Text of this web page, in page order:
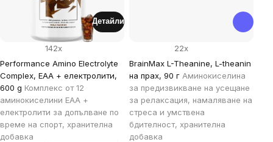
Performance Amino Electrolyte
Complex, EAA + електролити,
600 g Комплекс от 12
аминокиселини EAA +
електролити за допълване по
време на спорт, хранителна
добавка
142x
Детайли
BrainMax L-Theanine, L-theanin
на прах, 90 г Аминокиселина
за предизвикване на усещане
за релаксация, намаляване на
стреса и умствена
бдителност, хранителна
добавка
22x